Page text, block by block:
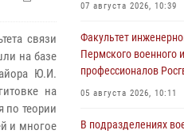
связи
на базе
Ю.И.
на
по теории
и многое
07 августа 2026, 10:39
Факультет
Пермского военного
профессионалов
05 августа 2026, 10:11
В подразделениях